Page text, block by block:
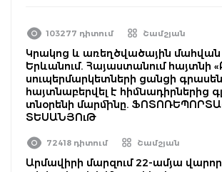
103277 դիտում Շամշյան
Կրակոց և առեղծվածային մահվան
Երևանում. Հայաստանում հայտնի
սուպերմարկետների ցանցի
հայտնաբերվել է հիմնադիրներից
տնօրենի մարմինը.
ՏԵՍԱՆՅՈւԹ
72418 դիտում Շամշյան
Արմավիրի մարզում 22-ամյա